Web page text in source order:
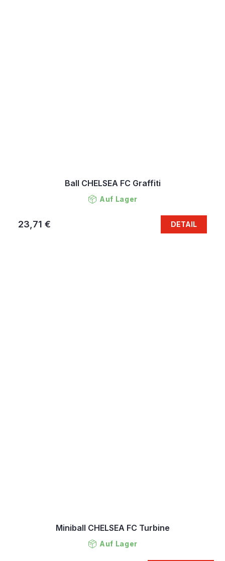
Ball CHELSEA FC Graffiti
Auf Lager
23,71 € DETAIL
Miniball CHELSEA FC Turbine
Auf Lager